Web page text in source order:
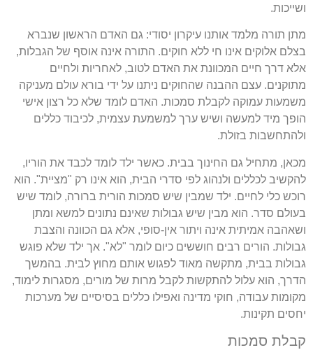
ושייכות.
מתן תורה מלמד אותנו עיקרון יסודי: גם האדם הראשון שנברא
בצלם אלוקים אינו חי ללא חוקים. התורה אינה אוסף של הגבלות,
אלא דרך חיים המכוונת את האדם לטוב, לאחריות ולחיים
מתוקנים. עצם ההבנה שהחוקים ניתנו על ידי בורא עולם מעניקה
משמעות עמוקה לקבלת סמכות. האדם לומד שלא כל רצון אישי
הופך מיד למעשה ושיש ערך למשמעת עצמית, לכיבוד כללים
ולהתחשבות בזולת.
מכאן, מתחיל גם החינוך בבית. כאשר ילד לומד לכבד את הוריו,
להקשיב לכללים ולנהוג לפי סדרי הבית, הוא אינו רק "מציית". הוא
רוכש כלי לחיים. ילד שמבין שיש סמכות הורית ברורה, לומד שיש
בעולם סדר. הוא מבין שיש גבולות שאינם נתונים למשא ומתן
ושאהבה אמיתית אינה ויתור אין-סופי, אלא גם הכוונה והצבת
גבולות. הורים רבים חוששים כיום לומר "לא". אך ילד שלא פוגש
גבולות בבית, מתקשה מאוד לפגוש אותם מחוץ לבית. בהמשך
הדרך, הוא עלול להתקשות לקבל מרות של מורים, מסגרות לימוד,
מקומות עבודה, חוקי מדינה ואפילו כללים בסיסיים של מערכות
יחסים תקינות.
קבלת סמכות